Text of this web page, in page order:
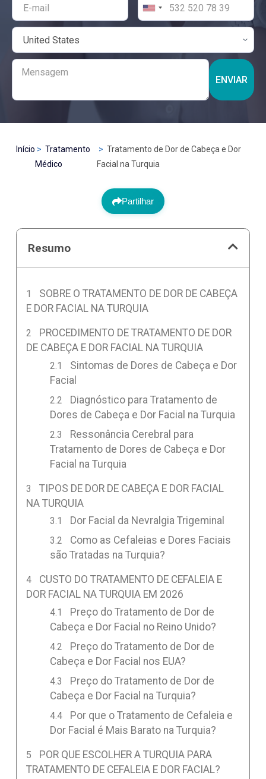
ENVIAR
Início
Tratamento
Médico
Tratamento de Dor de Cabeça e Dor
Facial na Turquia
Partilhar
Resumo
SOBRE O TRATAMENTO DE DOR DE CABEÇA
E DOR FACIAL NA TURQUIA
PROCEDIMENTO DE TRATAMENTO DE DOR
DE CABEÇA E DOR FACIAL NA TURQUIA
Sintomas de Dores de Cabeça e Dor
Facial
Diagnóstico para Tratamento de
Dores de Cabeça e Dor Facial na Turquia
Ressonância Cerebral para
Tratamento de Dores de Cabeça e Dor
Facial na Turquia
TIPOS DE DOR DE CABEÇA E DOR FACIAL
NA TURQUIA
Dor Facial da Nevralgia Trigeminal
Como as Cefaleias e Dores Faciais
são Tratadas na Turquia?
CUSTO DO TRATAMENTO DE CEFALEIA E
DOR FACIAL NA TURQUIA EM 2026
Preço do Tratamento de Dor de
Cabeça e Dor Facial no Reino Unido?
Preço do Tratamento de Dor de
Cabeça e Dor Facial nos EUA?
Preço do Tratamento de Dor de
Cabeça e Dor Facial na Turquia?
Por que o Tratamento de Cefaleia e
Dor Facial é Mais Barato na Turquia?
POR QUE ESCOLHER A TURQUIA PARA
TRATAMENTO DE CEFALEIA E DOR FACIAL?